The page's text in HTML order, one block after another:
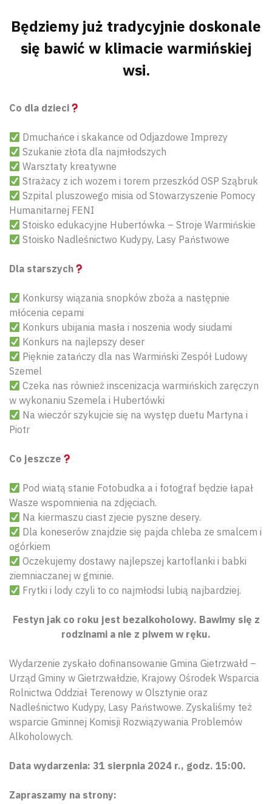
Będziemy już tradycyjnie doskonale
się bawić w klimacie warmińskiej
wsi.
Co dla dzieci
Dmuchańce i skakance od Odjazdowe Imprezy
Szukanie złota dla najmłodszych
Warsztaty kreatywne
Strażacy z ich wozem i torem przeszkód OSP Sząbruk
Szpital pluszowego misia od Stowarzyszenie Pomocy
Humanitarnej FENI
Stoisko edukacyjne Hubertówka – Stroje Warmińskie
Stoisko Nadleśnictwo Kudypy, Lasy Państwowe
Dla starszych
Konkursy wiązania snopków zboża a następnie
młócenia cepami
Konkurs ubijania masła i noszenia wody siudami
Konkurs na najlepszy deser
Pięknie zatańczy dla nas Warmiński Zespół Ludowy
Szemel
Czeka nas również inscenizacja warmińskich zaręczyn
w wykonaniu Szemela i Hubertówki
Na wieczór szykujcie się na występ duetu Martyna i
Piotr
Co jeszcze
Pod wiatą stanie Fotobudka a i fotograf będzie łapał
Wasze wspomnienia na zdjęciach.
Na kiermaszu ciast zjecie pyszne desery.
Dla koneserów znajdzie się pajda chleba ze smalcem i
ogórkiem
Oczekujemy dostawy najlepszej kartoflanki i babki
ziemniaczanej w gminie.
Frytki i lody czyli to co najmłodsi lubią najbardziej.
Festyn jak co roku jest bezalkoholowy. Bawimy się z
rodzinami a nie z piwem w ręku.
Wydarzenie zyskało dofinansowanie Gmina Gietrzwałd –
Urząd Gminy w Gietrzwałdzie, Krajowy Ośrodek Wsparcia
Rolnictwa Oddział Terenowy w Olsztynie oraz
Nadleśnictwo Kudypy, Lasy Państwowe. Zyskaliśmy też
wsparcie Gminnej Komisji Rozwiązywania Problemów
Alkoholowych.
Data wydarzenia: 31 sierpnia 2024 r., godz. 15:00.
Zapraszamy na strony: